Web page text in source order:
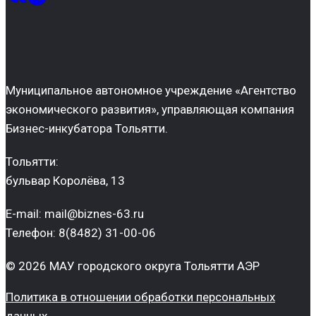
Муниципальное автономное учреждение «Агентство
экономического развития», управляющая компания
Бизнес-инкубатора Тольятти.
Тольятти:
бульвар Королёва, 13
E-mail: mail@biznes-63.ru
Телефон: 8(8482) 31-00-06
© 2026 МАУ городского округа Тольятти АЭР
Политика в отношении обработки персональных